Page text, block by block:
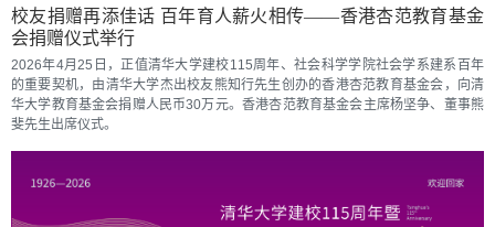
校友捐赠再添佳话 百年育人薪火相传——香港杏范教育基金
会捐赠仪式举行
2026年4月25日，正值清华大学建校115周年、社会科学学院社会学系建系百年
的重要契机，由清华大学杰出校友熊知行先生创办的香港杏范教育基金会，向清
华大学教育基金会捐赠人民币30万元。香港杏范教育基金会主席杨坚争、董事熊
斐先生出席仪式。